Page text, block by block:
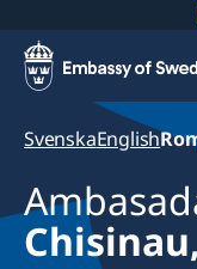
SvenskaEnglish